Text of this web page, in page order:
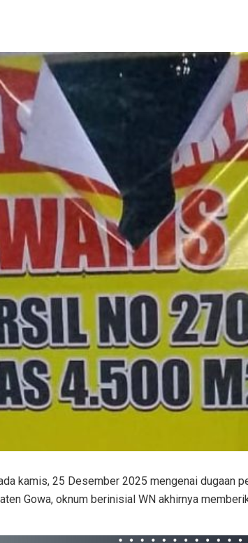
kamis, 25 Desember 2025 mengenai dugaan
Gowa, oknum berinisial WN akhirnya